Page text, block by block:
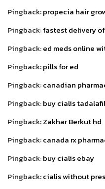
Pingback:propecia hair
Pingback:fastest delivery
Pingback:ed meds online
Pingback:pills for ed
Pingback:canadian
Pingback:buy cialis
Pingback:Zakhar Berkut hd
Pingback:canada rx
Pingback:buy cialis ebay
Pingback:cialis without